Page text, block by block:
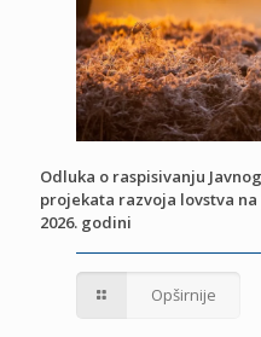
Odluka o raspisivanju
projekata razvoja lovstva
2026. godini
Opširnije